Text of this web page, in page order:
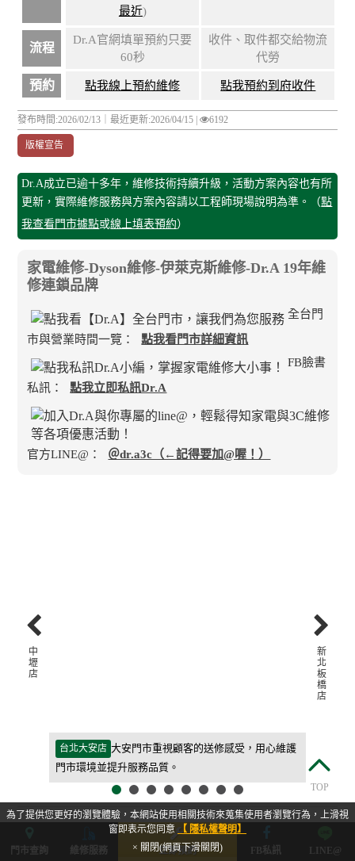
最近)
流程
Dr.A官網填單預約只要
60秒
收件、取件都交給物流
代勞
預約 點我線上預約維修 點我預約到府收件
發布時間:2026/02/13｜最近更新:2026/04/15 | 6192
版權宣告
Dr.A成立已逾十多年，維修技術持續升級，活動方案內容也有所
更新，實際維修服務與方案內容請以工程師現場說明為準。（點
我查看門市據點或線上填表預約）
家電維修-Dyson維修-伊萊克斯維修-Dr.A 19年維
修連鎖品牌
全台門
市與營業時間一覽：
點我看門市詳細資訊
FB臉書
私訊： 點我立即私訊Dr.A
官方LINE@： ＠dr.a3c（←記得要加@喔！）
台北大安店 大安門市重視顧客的送修感受，用心維護
門市環境並提升服務品質。
客人能
新
北
板
橋
店
中
壢
店
Dreame追覓掃地機器人清潔推薦門市
門市查詢 維修服務 立即預約 FB私訊 LINE@
為了提供您更好的瀏覽體驗，本網站使用相關技術來蒐集使用者瀏覽行為，上滑視
窗即表示您同意【 隱私權聲明】
× 關閉(網頁下滑關閉)
TOP